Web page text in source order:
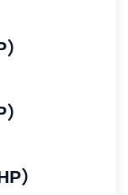
）